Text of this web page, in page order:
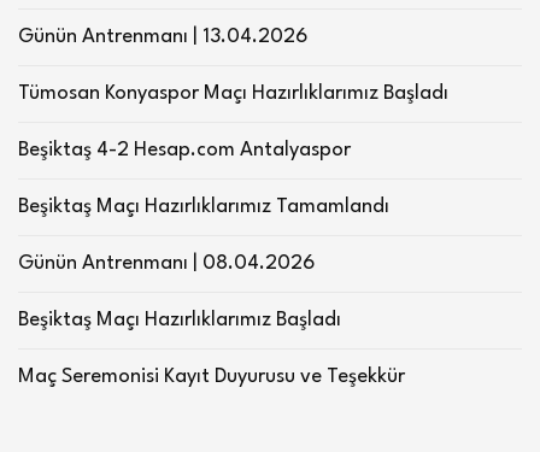
Günün Antrenmanı | 13.04.2026
Tümosan Konyaspor Maçı Hazırlıklarımız Başladı
Beşiktaş 4-2 Hesap.com Antalyaspor
Beşiktaş Maçı Hazırlıklarımız Tamamlandı
Günün Antrenmanı | 08.04.2026
Beşiktaş Maçı Hazırlıklarımız Başladı
Maç Seremonisi Kayıt Duyurusu ve Teşekkür